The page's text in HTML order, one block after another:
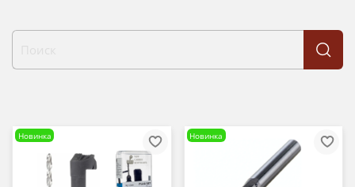
Новинка Новинка